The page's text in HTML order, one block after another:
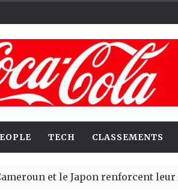
TECH CLASSEMENTS
et le Japon renforcent leur